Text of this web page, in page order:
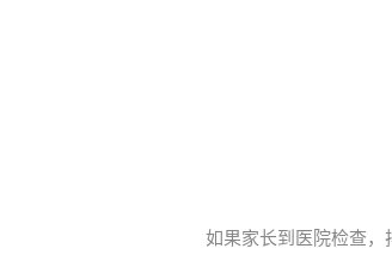
如果家长到医院检查，